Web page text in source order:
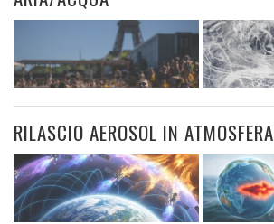
RILASCIO AEROSOL IN ATMOSFERA